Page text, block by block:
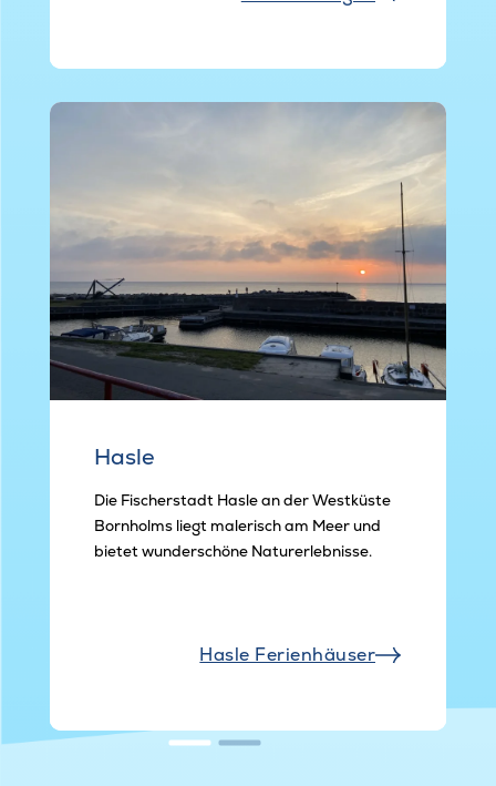
Hasle
Die Fischerstadt Hasle an der Westküste
Bornholms liegt malerisch am Meer und
bietet wunderschöne Naturerlebnisse.
Hasle Ferienhäuser